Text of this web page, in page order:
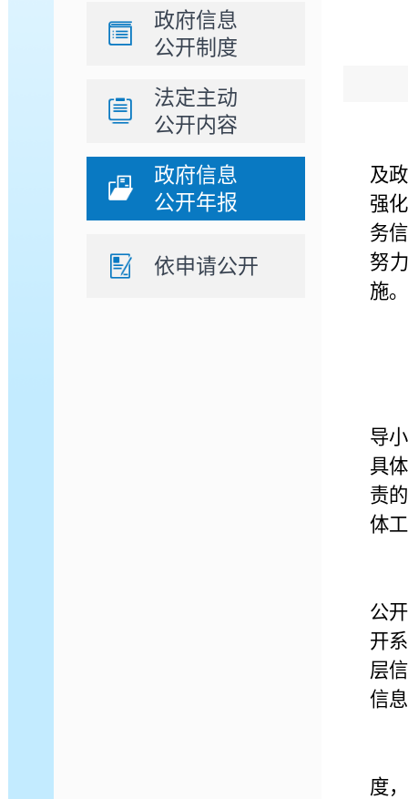
政府信息
公开制度
法定主动
公开内容
政府信息
公开年报
依申请公开
及
强
务
努
施
导
具
责
体
公
开
层
信
度